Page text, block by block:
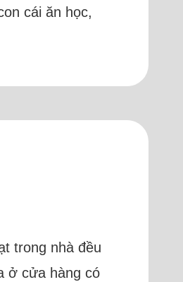
cái ăn học,
trong nhà đều
ở cửa hàng có